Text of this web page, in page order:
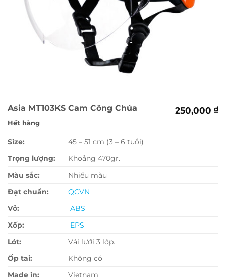
Asia MT103KS Cam Công Chúa 250,000 ₫
Hết hàng
Size:
45 – 51 cm (3 – 6 tuổi)
Trọng lượng:
Khoảng 470gr.
Màu sắc:
Nhiều màu
Đạt chuẩn:
QCVN
Vỏ:
ABS
Xốp:
EPS
Lót:
Vải lưới 3 lớp.
Ốp tai:
Không có
Made in:
Vietnam